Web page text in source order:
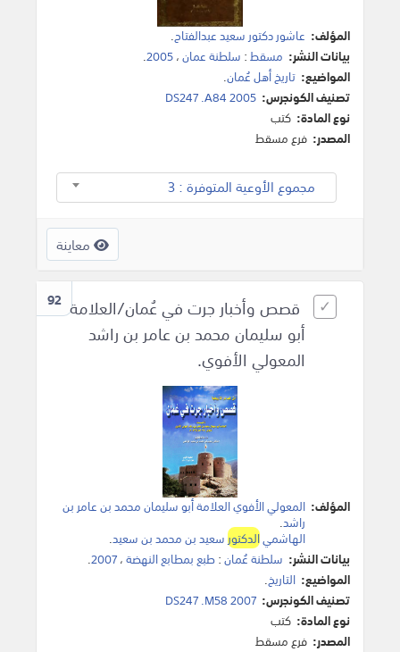
المؤلف: عاشور دكتور سعيد عبدالفتاح.
بيانات النشر: مسقط: سلطنة عمان،2005
.
المواضيع: تاريخ أهل عُمان.
تصنيف الكونجرس: DS247 .A84 2005
نوع المادة: كتب
المصدر: فرع مسقط
مجموع الأوعية المتوفرة : 3
معاينة
92 قصص وأخبار جرت في عُمان/العلامة
أبو سليمان محمد بن عامر بن راشد
المعولي الأفوي.
المؤلف: المعولي الأفوي العلامة أبو سليمان محمد بن عامر بن
راشد.
الهاشميالدكتورسعيد بن محمد بن سعيد.
بيانات النشر: سلطنة عُمان:طبع بمطابع النهضة،2007
.
المواضيع: التاريخ.
تصنيف الكونجرس: DS247 .M58 2007
نوع المادة: كتب
المصدر: فرع مسقط